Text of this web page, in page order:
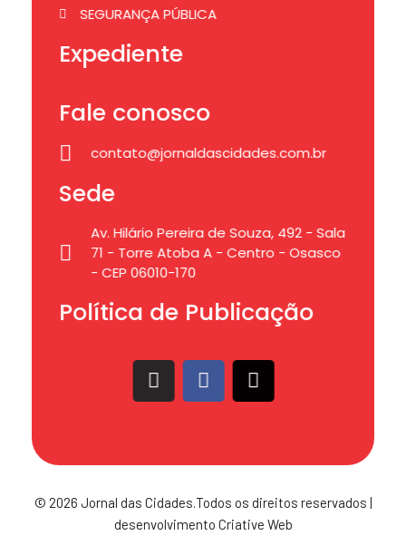
SEGURANÇA PÚBLICA
Expediente
Fale conosco
contato@jornaldascidades.com.br
Sede
Av. Hilário Pereira de Souza, 492 - Sala
71 - Torre Atoba A - Centro - Osasco
- CEP 06010-170
Política de Publicação
© 2026 Jornal das Cidades.Todos os direitos reservados |
desenvolvimento Criative Web